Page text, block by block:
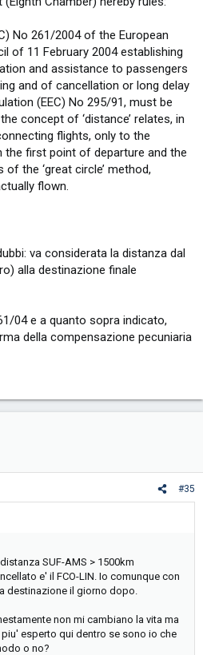
No 261/2004 of the European
of 11 February 2004 establishing
and assistance to passengers
and of cancellation or long delay
(EEC) No 295/91, must be
concept of ‘distance’ relates, in
flights, only to the
the first point of departure and the
the ‘great circle’ method,
flown.
va considerata la distanza dal
alla destinazione finale
04 e a quanto sopra indicato,
della compensazione pecuniaria
#35
SUF-AMS > 1500km
e' il FCO-LIN. Io comunque con
destinazione il giorno dopo.
non mi cambiano la vita ma
esperto qui dentro se sono io che
o no?